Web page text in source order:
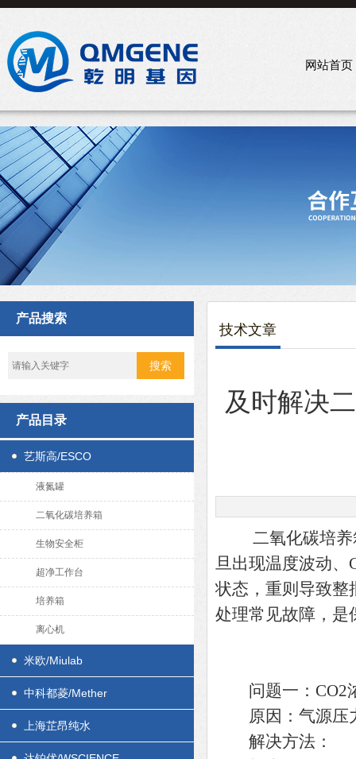
网站首页
产品搜索
产品目录
艺斯高/ESCO
液氮罐
二氧化碳培养箱
生物安全柜
超净工作台
培养箱
离心机
米欧/Miulab
中科都菱/Mether
上海芷昂纯水
技术文章
及时解决
二氧化碳培养箱
旦出现温度波动、
状态，重则导致整
处理常见故障，是
问题一：CO2浓
原因：气源压力
解决方法：